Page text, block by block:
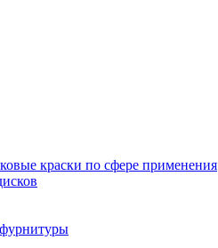
краски по сфере применения